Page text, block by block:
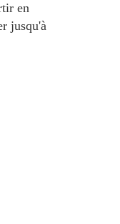
en
jusqu'à